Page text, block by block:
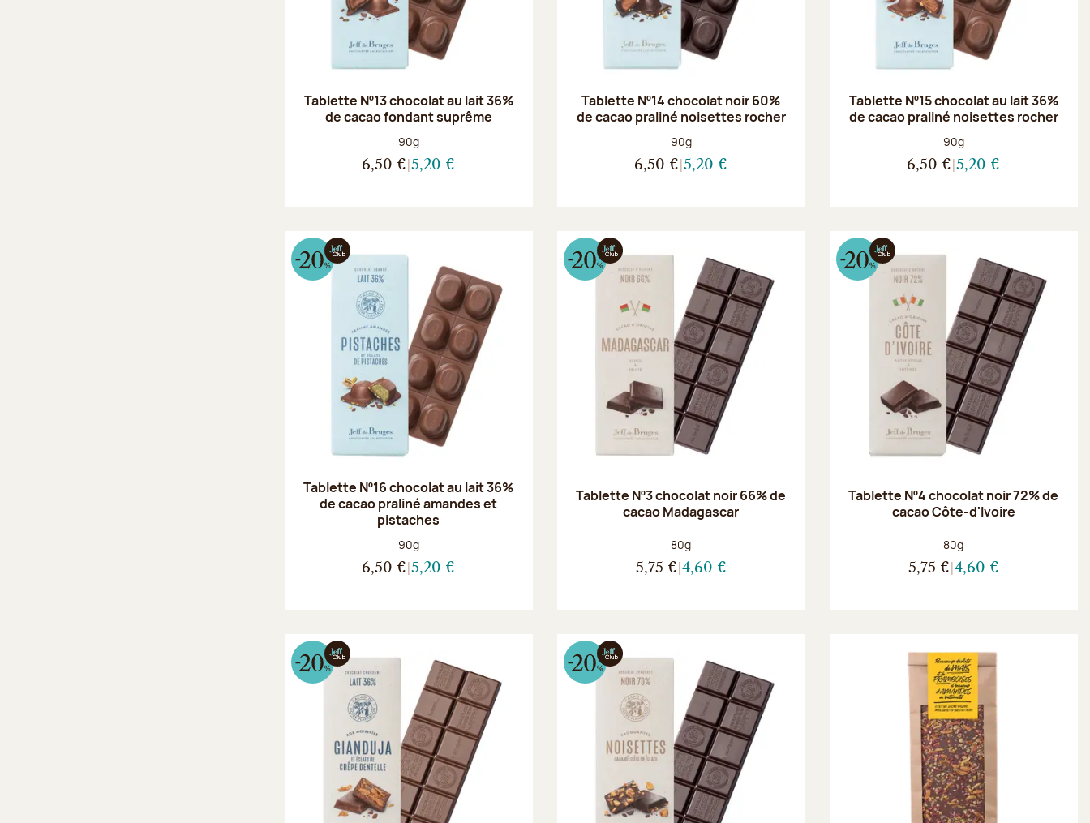
Tablette Nº13 chocolat au lait 36%
de cacao fondant suprême
Poids net :
90g
6,50 € 5,20 €
Tablette Nº14 chocolat noir 60%
de cacao praliné noisettes rocher
Poids net :
90g
6,50 € 5,20 €
Tablette Nº15 chocolat au lait 36%
de cacao praliné noisettes rocher
Poids net :
90g
6,50 € 5,20 €
Tablette Nº16 chocolat au lait 36%
de cacao praliné amandes et
pistaches
Poids net :
90g
6,50 € 5,20 €
Tablette Nº3 chocolat noir 66% de
cacao Madagascar
Poids net :
80g
5,75 € 4,60 €
Tablette Nº4 chocolat noir 72% de
cacao Côte-d'Ivoire
Poids net :
80g
5,75 € 4,60 €